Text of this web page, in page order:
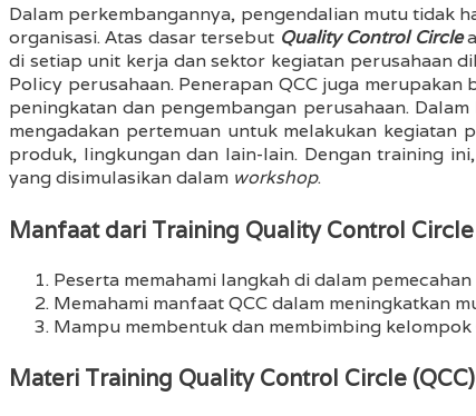
Dalam perkembangannya, pengendalian mutu tidak
organisasi. Atas dasar tersebut Quality Control Circle
di setiap unit kerja dan sektor kegiatan perusahaan
Policy perusahaan. Penerapan QCC juga
peningkatan dan pengembangan perusahaan.
mengadakan pertemuan untuk melakukan
produk, lingkungan dan lain-lain. Dengan training
yang disimulasikan dalam workshop.
Manfaat dari Training Quality Control Circle
Peserta memahami langkah di dalam
Memahami manfaat QCC dalam meningkatkan
Mampu membentuk dan membimbing
Materi Training Quality Control Circle (QCC)